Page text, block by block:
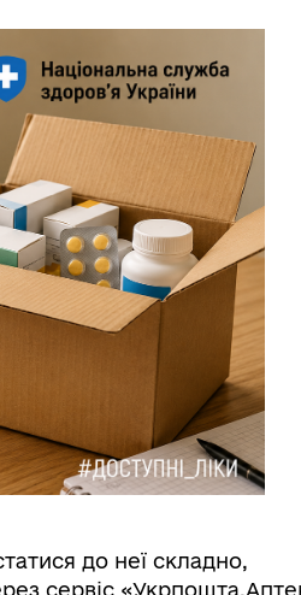
для
відповіді
е-Ветеран
до неї складно,
сервіс